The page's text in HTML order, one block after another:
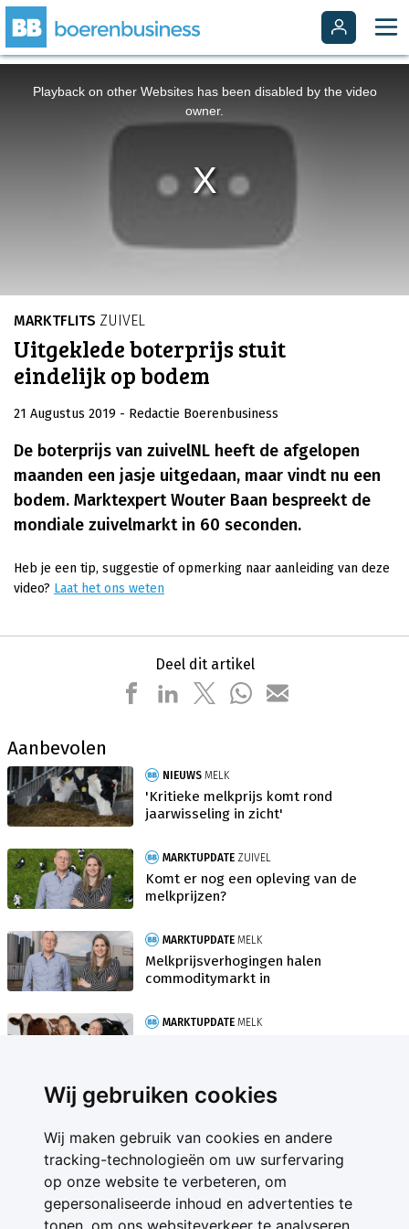
Wij gebruiken cookies
Wij maken gebruik van cookies en andere
tracking-technologieën om uw surfervaring
op onze website te verbeteren, om
gepersonaliseerde inhoud en advertenties te
tonen, om ons websiteverkeer te analyseren
Playback on other Websites has been disabled by the video
owner.
MARKTFLITS ZUIVEL
Uitgeklede boterprijs stuit
eindelijk op bodem
21 Augustus 2019 - Redactie Boerenbusiness
De boterprijs van zuivelNL heeft de afgelopen
maanden een jasje uitgedaan, maar vindt nu een
bodem. Marktexpert Wouter Baan bespreekt de
mondiale zuivelmarkt in 60 seconden.
Heb je een tip, suggestie of opmerking naar aanleiding van deze
video? Laat het ons weten
Deel dit artikel
Aanbevolen
NIEUWS MELK
'Kritieke melkprijs komt rond
jaarwisseling in zicht'
MARKTUPDATE ZUIVEL
Komt er nog een opleving van de
melkprijzen?
MARKTUPDATE MELK
Melkprijsverhogingen halen
commoditymarkt in
MARKTUPDATE MELK
Contact